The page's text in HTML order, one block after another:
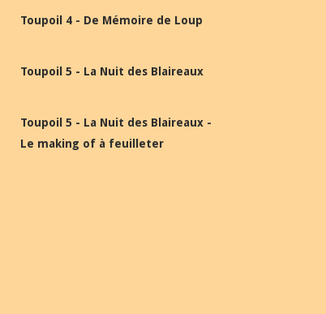
Toupoil 4 - De Mémoire de Loup
Toupoil 5 - La Nuit des Blaireaux
Toupoil 5 - La Nuit des Blaireaux -
Le making of à feuilleter